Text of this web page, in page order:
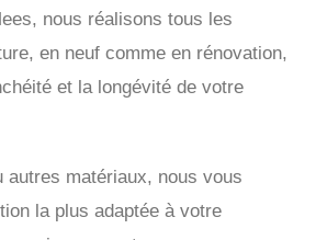
nous réalisons tous les
en neuf comme en rénovation,
et la longévité de votre
autres matériaux, nous vous
la plus adaptée à votre